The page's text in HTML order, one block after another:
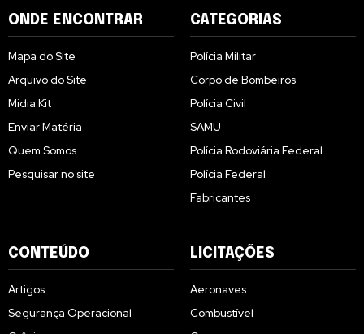
ONDE ENCONTRAR
Mapa do Site
Arquivo do Site
Midia Kit
Enviar Matéria
Quem Somos
Pesquisar no site
CATEGORIAS
Polícia Militar
Corpo de Bombeiros
Polícia Civil
SAMU
Polícia Rodoviária Federal
Polícia Federal
Fabricantes
CONTEÚDO
Artigos
Segurança Operacional
LICITAÇÕES
Aeronaves
Combustível